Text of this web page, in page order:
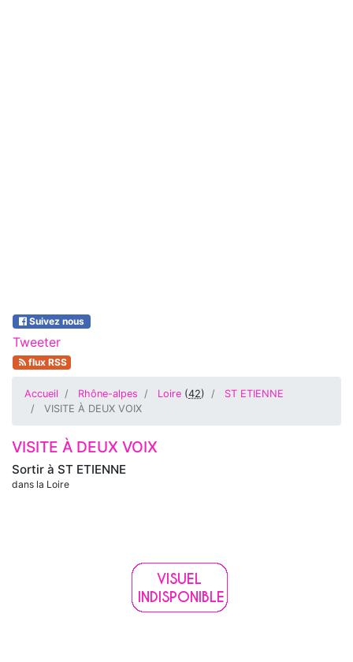
Suivez nous
Tweeter
flux RSS
Accueil Rhône-alpes Loire (42)
ST ETIENNE
VISITE À DEUX VOIX
Sortir à ST ETIENNE
dans la Loire
VISITE À DEUX VOIX